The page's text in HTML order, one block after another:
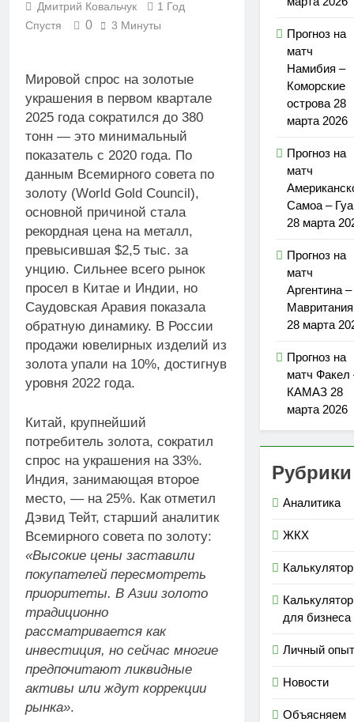
Дмитрий Ковальчук
1 Год
Спустя
0 3 Минуты
Мировой спрос на золотые
украшения в первом квартале
2025 года сократился до 380
тонн — это минимальный
показатель с 2020 года. По
данным Всемирного совета по
золоту (World Gold Council),
основной причиной стала
рекордная цена на металл,
превысившая $2,5 тыс. за
унцию. Сильнее всего рынок
просел в Китае и Индии, но
Саудовская Аравия показала
обратную динамику. В России
продажи ювелирных изделий из
золота упали на 10%, достигнув
уровня 2022 года.
Китай, крупнейший
потребитель золота, сократил
спрос на украшения на 33%.
Индия, занимающая второе
место, — на 25%. Как отметил
Дэвид Тейт, старший аналитик
Всемирного совета по золоту:
«Высокие цены заставили
покупателей пересмотреть
приоритеты. В Азии золото
традиционно
рассматривается как
инвестиция, но сейчас многие
предпочитают ликвидные
активы или ждут коррекции
рынка».
Прогноз на
матч
Намибия –
Коморские
острова 28
марта 2026
Прогноз на
матч
Самоа –
28 марта
Прогноз на
матч
Аргентина –
Мавритания
28 марта
Прогноз на
матч Факел
КАМАЗ 28
марта 2026
Рубрики
Аналитика
ЖКХ
для бизнеса
Личный опыт
Новости
Объясняем